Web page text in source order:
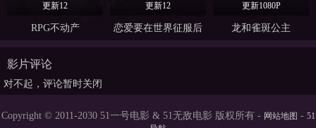
更新12
RPG不动产
更新12
恋爱要在世界征服后
更新1080P
龙和雀斑公主
影片评论
对不起，评论暂时关闭
Copyright © 2011-2030 51一号电影 & 51无敌电影 版权所有 - 网站地图 - 51